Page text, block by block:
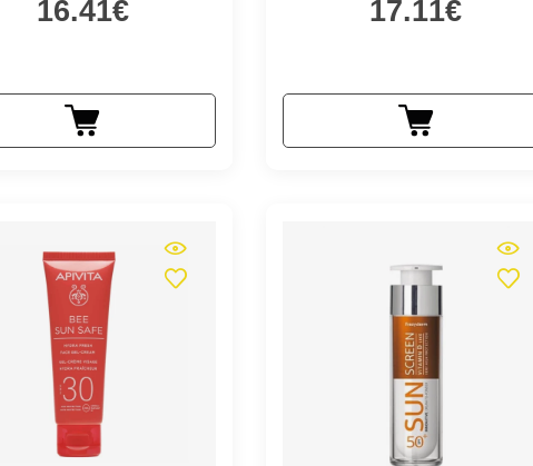
16.41€ 17.11€